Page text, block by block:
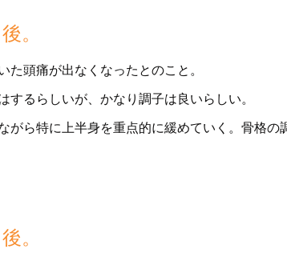
。
た頭痛が出なくなったとのこと。
するらしいが、かなり調子は良いらしい。
がら特に上半身を重点的に緩めていく。骨格の
。